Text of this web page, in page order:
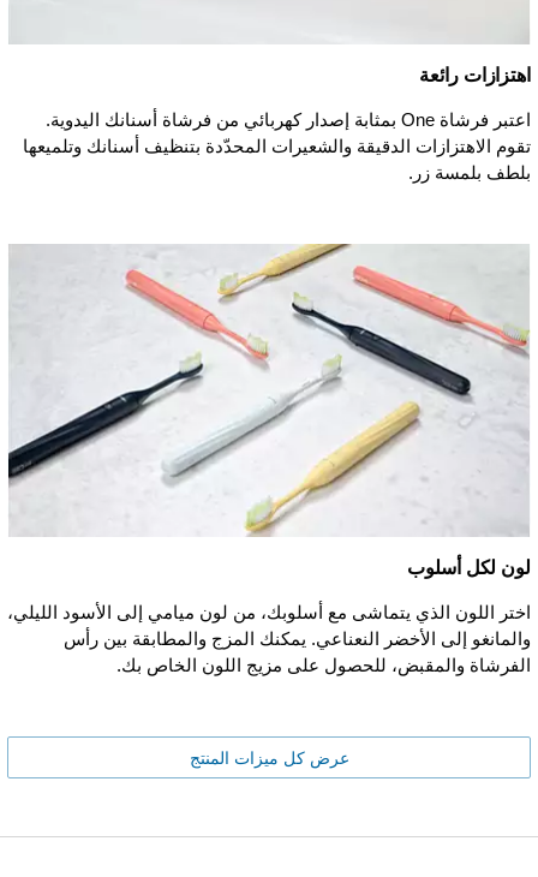
اهتزازات رائعة
اعتبر فرشاة One بمثابة إصدار كهربائي من فرشاة أسنانك اليدوية.
تقوم الاهتزازات الدقيقة والشعيرات المحدّدة بتنظيف أسنانك وتلميعها
بلطف بلمسة زر.
لون لكل أسلوب
اختر اللون الذي يتماشى مع أسلوبك، من لون ميامي إلى الأسود الليلي،
والمانغو إلى الأخضر النعناعي. يمكنك المزج والمطابقة بين رأس
الفرشاة والمقبض، للحصول على مزيج اللون الخاص بك.
عرض كل ميزات المنتج